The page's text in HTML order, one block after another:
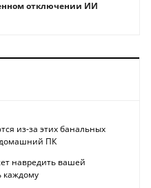
отключении ИИ
из-за этих банальных
домашний ПК
навредить вашей
каждому